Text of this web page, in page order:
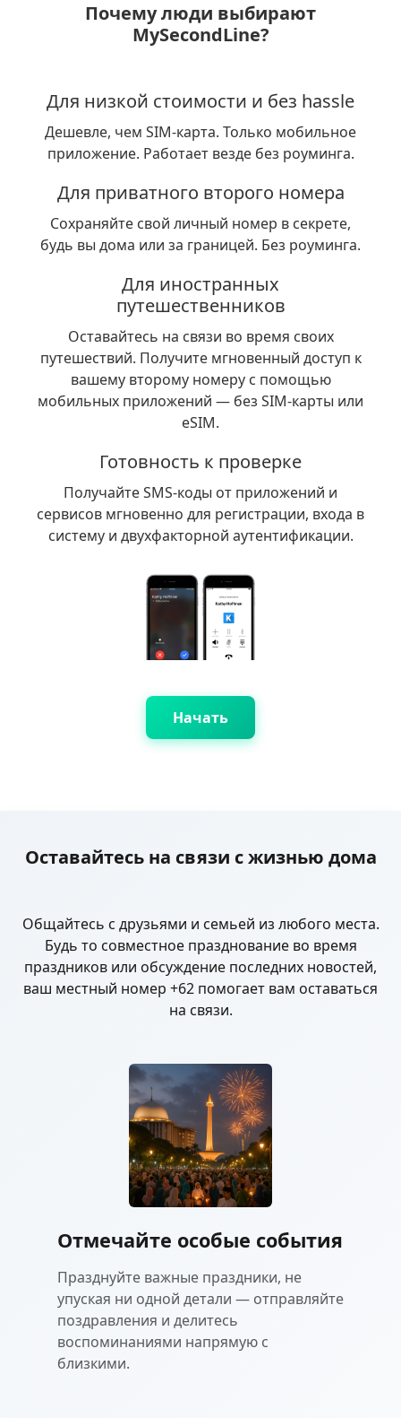
Почему люди выбирают
MySecondLine?
Для низкой стоимости и без hassle
Дешевле, чем SIM-карта. Только мобильное
приложение. Работает везде без роуминга.
Для приватного второго номера
Сохраняйте свой личный номер в секрете,
будь вы дома или за границей. Без роуминга.
Для иностранных
путешественников
Оставайтесь на связи во время своих
путешествий. Получите мгновенный доступ к
вашему второму номеру с помощью
мобильных приложений — без SIM-карты или
eSIM.
Готовность к проверке
Получайте SMS-коды от приложений и
сервисов мгновенно для регистрации, входа в
систему и двухфакторной аутентификации.
Начать
Оставайтесь на связи с жизнью дома
Общайтесь с друзьями и семьей из любого места.
Будь то совместное празднование во время
праздников или обсуждение последних новостей,
ваш местный номер +62 помогает вам оставаться
на связи.
Отмечайте особые события
Празднуйте важные праздники, не
упуская ни одной детали — отправляйте
поздравления и делитесь
воспоминаниями напрямую с
близкими.